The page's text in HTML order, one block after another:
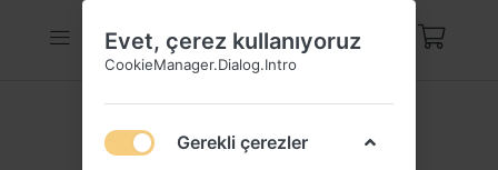
Evet, çerez kullanıyoruz
CookieManager.Dialog.Intro
Gerekli çerezler